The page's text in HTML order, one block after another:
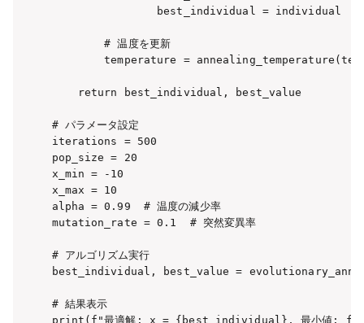
                best_individual = individual
        # 温度を更新
temperature =
    return best_individual, best_value
# パラメータ設定
iterations = 500
pop_size = 20
x_min = -10
x_max = 10
alpha = 0.99  # 温度の減少率
mutation_rate = 0.1  # 突然変異率
# アルゴリズム実行
best_individual, best_value =
# 結果表示